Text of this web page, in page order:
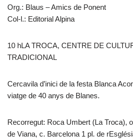
Org.: Blaus – Amics de Ponent
Col-l.: Editorial Alpina
10 hLA TROCA, CENTRE DE
TRADICIONAL
Cercavila d’inici de la festa Blanca
viatge de 40 anys de Blanes.
Recorregut: Roca Umbert (La Troca),
de Viana, c. Barcelona 1 pl. de